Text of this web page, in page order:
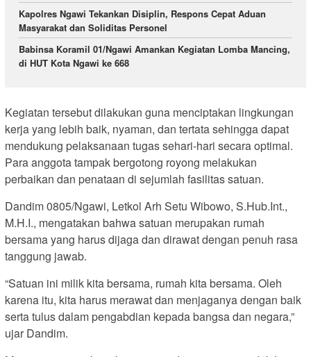
Kapolres Ngawi Tekankan Disiplin, Respons Cepat Aduan
Masyarakat dan Soliditas Personel
Babinsa Koramil 01/Ngawi Amankan Kegiatan Lomba Mancing,
di HUT Kota Ngawi ke 668
Kegiatan tersebut dilakukan guna menciptakan lingkungan
kerja yang lebih baik, nyaman, dan tertata sehingga dapat
mendukung pelaksanaan tugas sehari-hari secara optimal.
Para anggota tampak bergotong royong melakukan
perbaikan dan penataan di sejumlah fasilitas satuan.
Dandim 0805/Ngawi, Letkol Arh Setu Wibowo, S.Hub.Int.,
M.H.I., mengatakan bahwa satuan merupakan rumah
bersama yang harus dijaga dan dirawat dengan penuh rasa
tanggung jawab.
“Satuan ini milik kita bersama, rumah kita bersama. Oleh
karena itu, kita harus merawat dan menjaganya dengan baik
serta tulus dalam pengabdian kepada bangsa dan negara,”
ujar Dandim.